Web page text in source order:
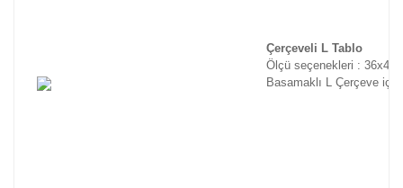
Çerçeveli L Tablo
Ölçü seçenekleri :
Basamaklı L Çerçeve